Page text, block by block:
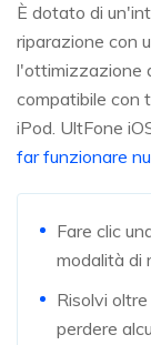
È dotato di
riparazione con
l'ottimizzazione
compatibile con
iPod. UltFone
far funzionare
Fare clic
modalità di
Risolvi
perdere